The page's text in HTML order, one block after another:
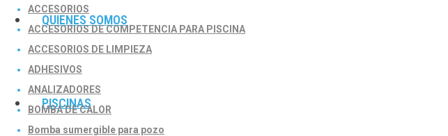
QUIENES SOMOS
PISCINAS
ACCESORIOS
ACCESORIOS DE COMPETENCIA PARA PISCINA
ACCESORIOS DE LIMPIEZA
ADHESIVOS
ANALIZADORES
BOMBA DE CALOR
Bomba sumergible para pozo